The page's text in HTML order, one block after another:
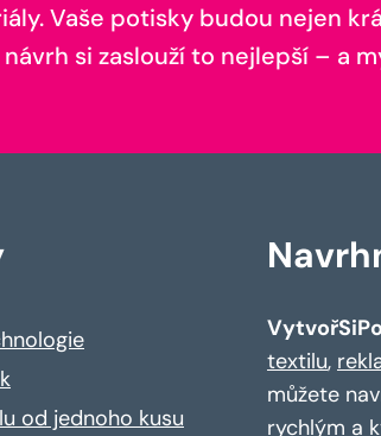
Vaše potisky budou nejen
si zaslouží to nejlepší – a
od jednoho kusu
textilu,
můžete
rychlým a